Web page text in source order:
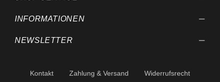
INFORMATIONEN
NEWSLETTER
Kontakt Zahlung & Versand
Widerrufsrecht